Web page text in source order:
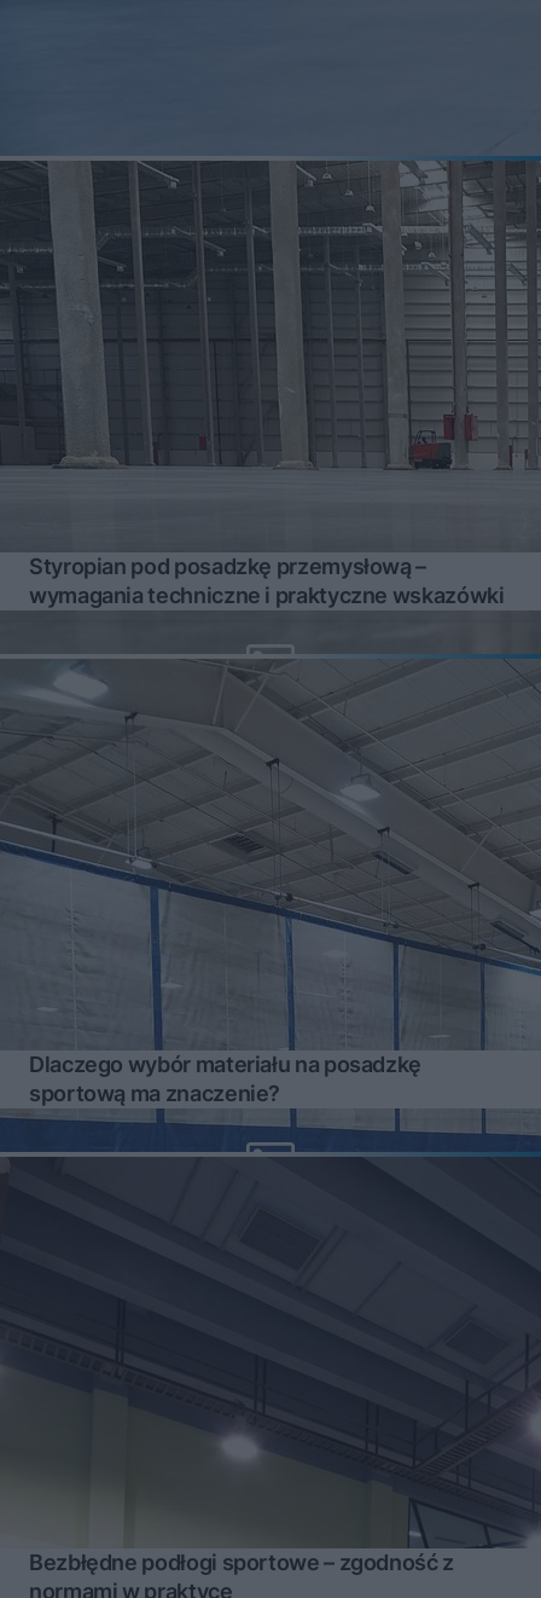
Styropian pod posadzkę przemysłową –
wymagania techniczne i praktyczne wskazówki
Dlaczego wybór materiału na posadzkę
sportową ma znaczenie?
Bezbłędne podłogi sportowe – zgodność z
normami w praktyce